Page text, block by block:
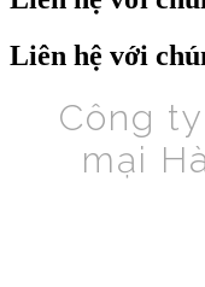
Liên hệ với
Công
mại